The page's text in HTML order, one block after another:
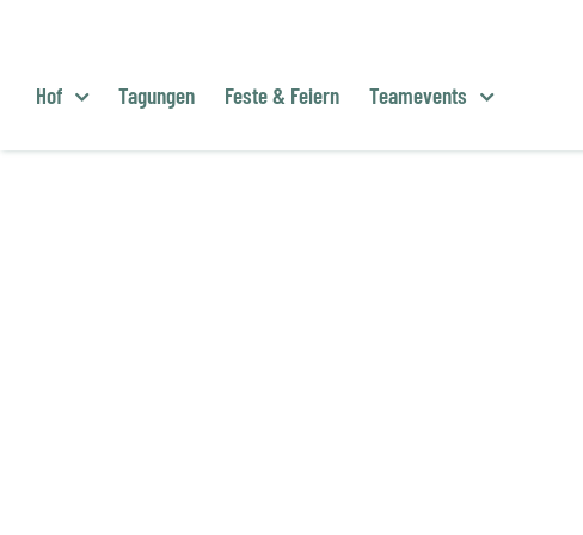
Hof Tagungen Feste & Feiern Teamevents